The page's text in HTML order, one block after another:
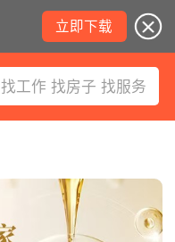
立即下载
找工作 找房子 找服务